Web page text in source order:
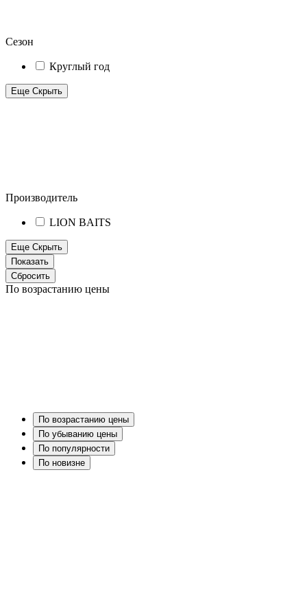
Сезон
Круглый год
Еще Скрыть
Производитель
LION BAITS
Еще Скрыть
По возрастанию цены
По возрастанию цены
По убыванию цены
По популярности
По новизне